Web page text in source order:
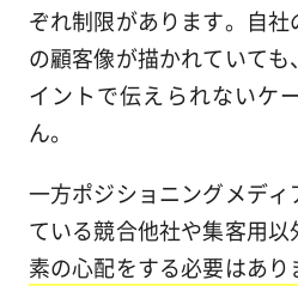
ぞれ制限があります。自
の顧客像が描かれていて
イントで伝えられないケ
ん。
一方ポジショニングメデ
ている競合他社や集客用
素の心配をする必要はあり